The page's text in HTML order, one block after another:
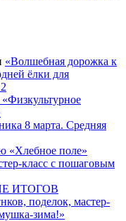
«Волшебная дорожка к
ёлки для
8 марта. Средняя
«Хлебное поле»
класс с пошаговым
ИТОГОВ
поделок, мастер-
зима!»